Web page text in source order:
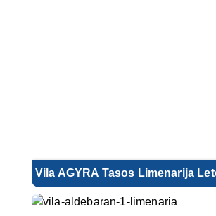
Vila AGYRA Tasos Limenarija